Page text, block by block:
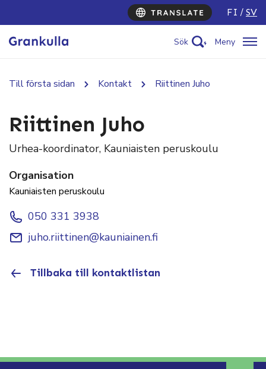
FI SV
Sök Meny
Till första sidan Kontakt Riittinen Juho
Riittinen Juho
Urhea-koordinator, Kauniaisten peruskoulu
Organisation
Kauniaisten peruskoulu
050 331 3938
juho.riittinen@kauniainen.fi
Tillbaka till kontaktlistan